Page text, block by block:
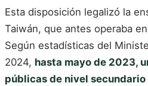
Esta disposición legalizó la
Taiwán, que antes operaba
Según estadísticas del
2024, hasta mayo de 2023,
públicas de nivel